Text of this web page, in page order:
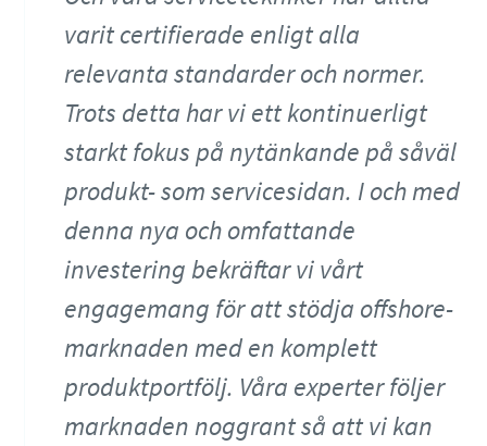
varit certifierade enligt alla
relevanta standarder och normer.
Trots detta har vi ett kontinuerligt
starkt fokus på nytänkande på såväl
produkt- som servicesidan. I och med
denna nya och omfattande
investering bekräftar vi vårt
engagemang för att stödja offshore-
marknaden med en komplett
produktportfölj. Våra experter följer
marknaden noggrant så att vi kan